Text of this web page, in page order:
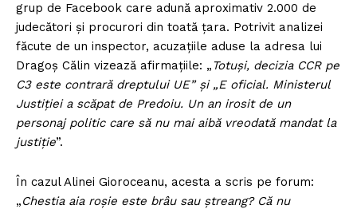
grup de Facebook care adună aproximativ 2.000 de
judecători și procurori din toată țara. Potrivit analizei
făcute de un inspector, acuzațiile aduse la adresa lui
Dragoș Călin vizează afirmațiile: „Totuși, decizia CCR pe
C3 este contrară dreptului UE” și „E oficial. Ministerul
Justiției a scăpat de Predoiu. Un an irosit de un
personaj politic care să nu mai aibă vreodată mandat la
justiție”.
În cazul Alinei Gioroceanu, acesta a scris pe forum:
„Chestia aia roșie este brâu sau ștreang? Că nu